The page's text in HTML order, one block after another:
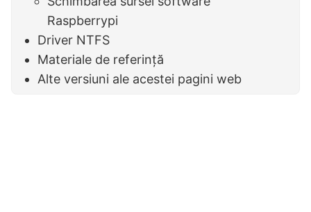
Raspberrypi
Driver NTFS
Materiale de referință
Alte versiuni ale acestei pagini web